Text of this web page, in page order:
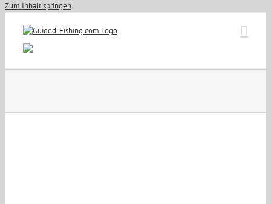
Zum Inhalt springen